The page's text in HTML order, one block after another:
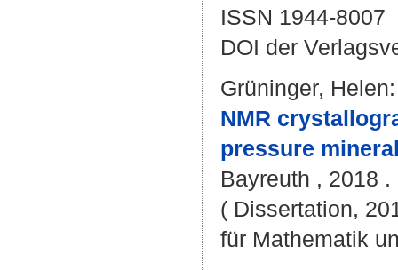
ISSN 1944-8007
DOI der
Grüninger, Helen:
NMR
pressure
Bayreuth , 2018
( Dissertation,
für Mathematik